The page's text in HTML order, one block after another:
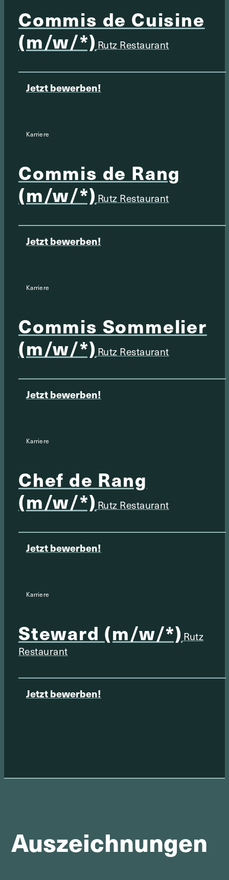
Commis de Cuisine
(m/w/*) Rutz Restaurant
Jetzt bewerben!
Karriere
Commis de Rang
(m/w/*) Rutz Restaurant
Jetzt bewerben!
Karriere
Commis Sommelier
(m/w/*) Rutz Restaurant
Jetzt bewerben!
Karriere
Chef de Rang
(m/w/*) Rutz Restaurant
Jetzt bewerben!
Karriere
Steward (m/w/*) Rutz
Restaurant
Jetzt bewerben!
Auszeichnungen